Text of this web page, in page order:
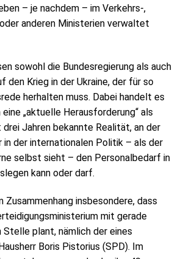
– je nachdem – im Verkehrs-,
anderen Ministerien verwaltet
sowohl die Bundesregierung als auch
den Krieg in der Ukraine, der für so
herhalten muss. Dabei handelt es
„aktuelle Herausforderung“ als
Jahren bekannte Realität, an der
in der internationalen Politik – als der
selbst sieht – den Personalbedarf in
kann oder darf.
insbesondere, dass
mit gerade
Stelle plant, nämlich der eines
Boris Pistorius (SPD). Im